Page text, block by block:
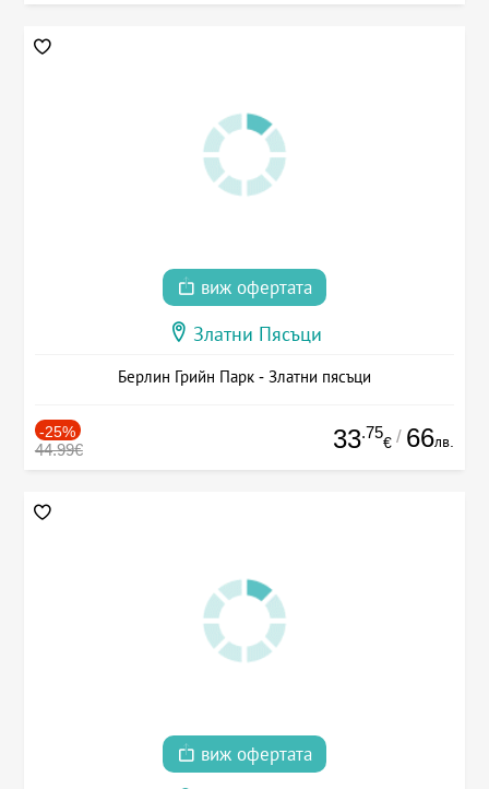
виж офертата
Златни Пясъци
Берлин Грийн Парк - Златни пясъци
-25%
44.99€ 33.75
€ / 66лв.
виж офертата